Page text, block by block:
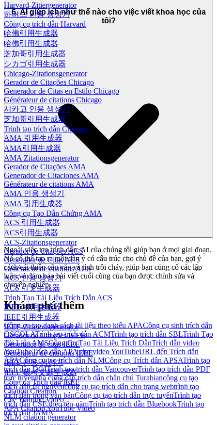
Harvard-Zitiergenerator
하버드 인용 생성기
Công cụ trích dẫn Harvard
哈佛引用生成器
哈佛引用生成器
芝加哥引用生成器
シカゴ引用生成器
Chicago-Zitationsgenerator
Gerador de Citações Chicago
Generador de Citas en Estilo Chicago
Générateur de citations Chicago
시카고 인용 생성기
芝加哥引用生成器
Trình tạo trích dẫn Chicago
AMA 引用生成器
AMA引用生成器
AMA Zitationsgenerator
Gerador de Citações AMA
Generador de Citaciones AMA
Générateur de citations AMA
AMA 인용 생성기
AMA 引用生成器
Công cụ Tạo Dẫn Chứng AMA
ACS 引用生成器
ACS引用生成器
ACS-Zitationsgenerator
Gerador de Citações ACS
Generador de Citas ACS
Générateur de citations ACS
ACS 인용 생성기
ACS 引文生成器
Trình Tạo Tài Liệu Trích Dẫn ACS
IEEE 引用生成器
IEEE引用生成器
IEEE-Zitationsgenerator
Gerador de Citações IEEE
Generador de citas IEEE
Générateur de citations IEEE
IEEE 인용 생성기
IEEE 參考文獻生成器
Công cụ Trích dẫn IEEE
Citation Creation
Cite Youtube Video
APA Citation YouTube Video
NLM citation generator
6. AI giúp ích như thế nào cho việc viết khoa học của
tôi?
Ngoài việc tạo trích dẫn, AI của chúng tôi giúp bạn ở mọi giai đoạn.
Nó có thể tạo ra một dàn ý có cấu trúc cho chủ đề của bạn, gợi ý
cách cải thiện câu văn và tính trôi chảy, giúp bạn củng cố các lập
luận và đảm bảo bài viết cuối cùng của bạn được chỉnh sửa và
chuyên nghiệp.
Khám phá thêm
Công cụ tạo danh sách tài liệu theo kiểu APACông cụ sinh trích dẫn
OSCOLATrình tạo trích dẫn ACMTrình tạo trích dẫn SBLTrình Tạo
Tài Liệu AMSCông Cụ Tạo Tài Liệu Trích DẫnTrích dẫn video
YouTubeTrích dẫn APA cho video YouTubeURL đến Trích dẫn
APACông cụ tạo trích dẫn NLMCông cụ Trích dẫn APSATrình tạo
trích dẫn DOITrình tạo trích dẫn VancouverTrình tạo trích dẫn PDF
trực tuyếnnhà cung cấp trích dẫn chân chú Turabiancông cụ tạo
trích dẫn tài nguyêncông cụ tạo trích dẫn cho trang webtrình tạo
trích dẫn trong văn bảnCông cụ tạo trích dẫn trực tuyếnTrình tạo
trích dẫn CSE theo tên-nămTrình tạo trích dẫn BluebookTrình tạo
trích dẫn JAMA